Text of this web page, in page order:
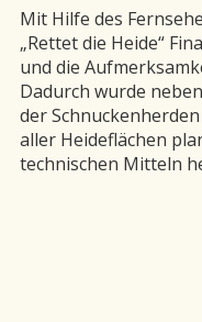
Mit Hilfe des
„Rettet die Heide“
und die
Dadurch wurde
der
aller Heideflächen
technischen Mitteln